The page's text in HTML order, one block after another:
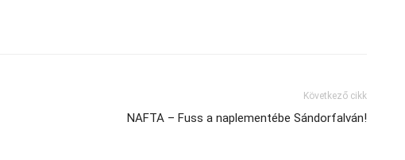
Következő cikk
NAFTA – Fuss a naplementébe Sándorfalván!